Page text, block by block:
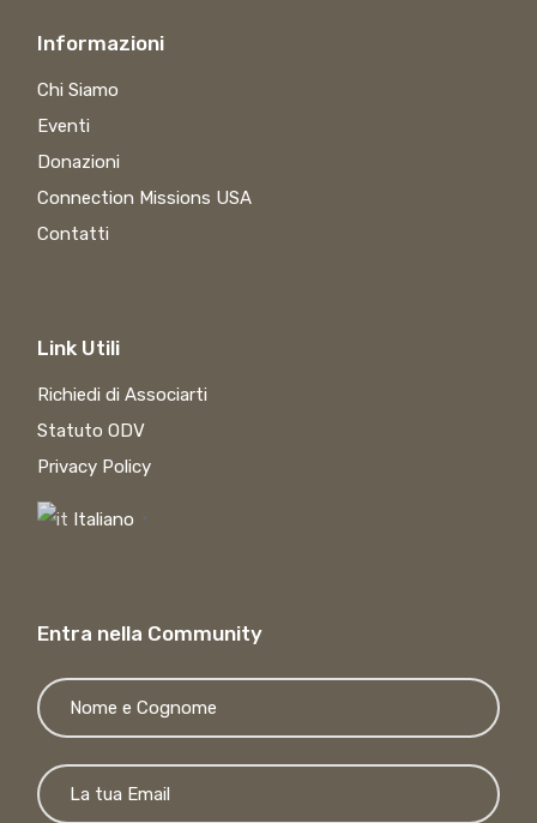
Informazioni
Chi Siamo
Eventi
Donazioni
Connection Missions USA
Contatti
Link Utili
Richiedi di Associarti
Statuto ODV
Privacy Policy
Italiano
Entra nella Community
Si